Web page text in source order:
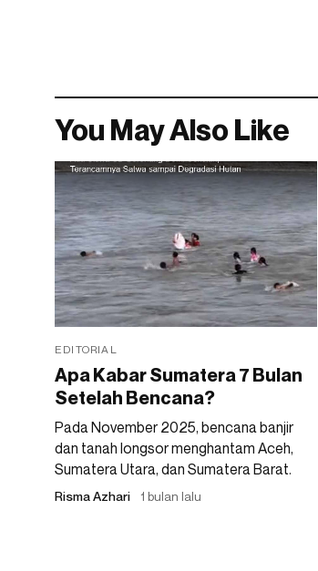
You May Also Like
EDITORIAL
Apa Kabar Sumatera 7 Bulan
Setelah Bencana?
Pada November 2025, bencana banjir
dan tanah longsor menghantam Aceh,
Sumatera Utara, dan Sumatera Barat.
Risma Azhari 1 bulan lalu